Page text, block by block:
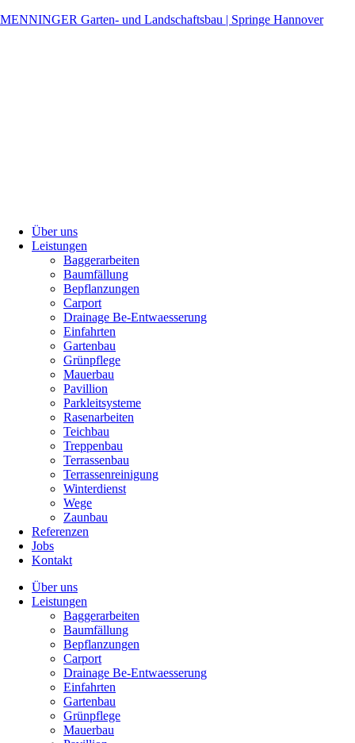
MENNINGER Garten- und Landschaftsbau | Springe Hannover
Über uns
Leistungen
Baggerarbeiten
Baumfällung
Bepflanzungen
Carport
Drainage Be-Entwaesserung
Einfahrten
Gartenbau
Grünpflege
Mauerbau
Pavillion
Parkleitsysteme
Rasenarbeiten
Teichbau
Treppenbau
Terrassenbau
Terrassenreinigung
Winterdienst
Wege
Zaunbau
Referenzen
Jobs
Kontakt
Über uns
Leistungen
Baggerarbeiten
Baumfällung
Bepflanzungen
Carport
Drainage Be-Entwaesserung
Einfahrten
Gartenbau
Grünpflege
Mauerbau